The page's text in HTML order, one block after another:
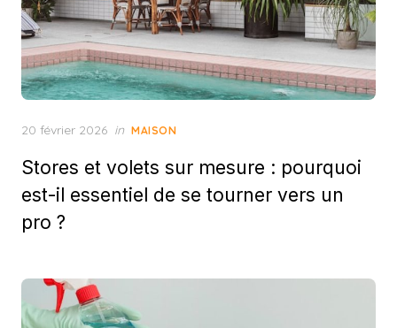
Posted
20 février 2026 in MAISON
Stores et volets sur mesure : pourquoi
est-il essentiel de se tourner vers un
pro ?